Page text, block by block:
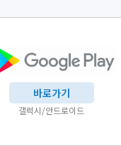
바로가기
갤럭시/안드로이드